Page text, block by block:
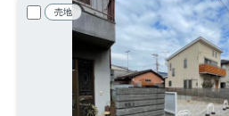
売地